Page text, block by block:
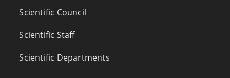
Scientific Council
Scientific Staff
Scientific Departments